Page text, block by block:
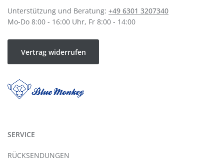
Unterstützung und Beratung: +49 6301 3207340
Mo-Do 8:00 - 16:00 Uhr, Fr 8:00 - 14:00
Vertrag widerrufen
SERVICE
RÜCKSENDUNGEN